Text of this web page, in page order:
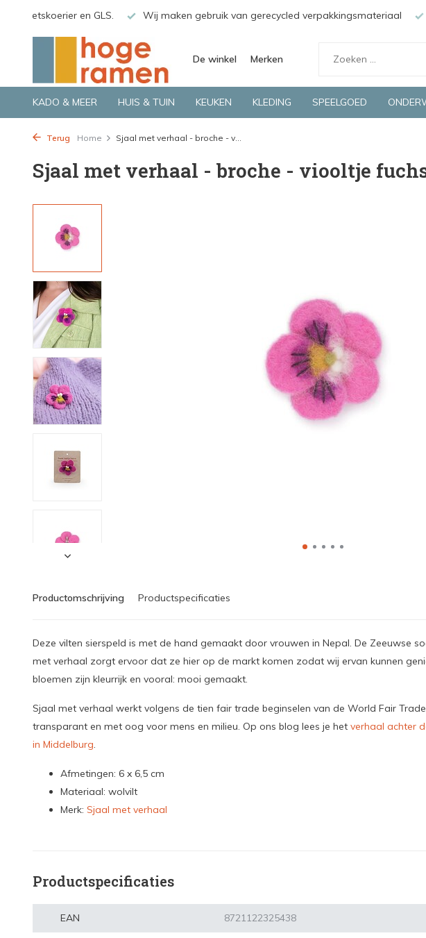
Fietskoerier en GLS. Wij maken gebruik van gerecycled verpakkingsmateriaal
De winkel Merken
KADO & MEER HUIS & TUIN KEUKEN KLEDING SPEELGOED
Terug Home Sjaal met verhaal - broche - v...
Sjaal met verhaal - broche - viooltje
Productomschrijving Productspecificaties
Deze vilten sierspeld is met de hand gemaakt door vrouwen in Nepal. De Zeeuwse
met verhaal zorgt ervoor dat ze hier op de markt komen zodat wij ervan kunnen
bloemen zijn kleurrijk en vooral: mooi gemaakt.
Sjaal met verhaal werkt volgens de tien fair trade beginselen van de World Fair
transparant en met oog voor mens en milieu. Op ons blog lees je het verhaal achter
in Middelburg.
Afmetingen: 6 x 6,5 cm
Materiaal: wolvilt
Merk: Sjaal met verhaal
Productspecificaties
EAN 8721122325438